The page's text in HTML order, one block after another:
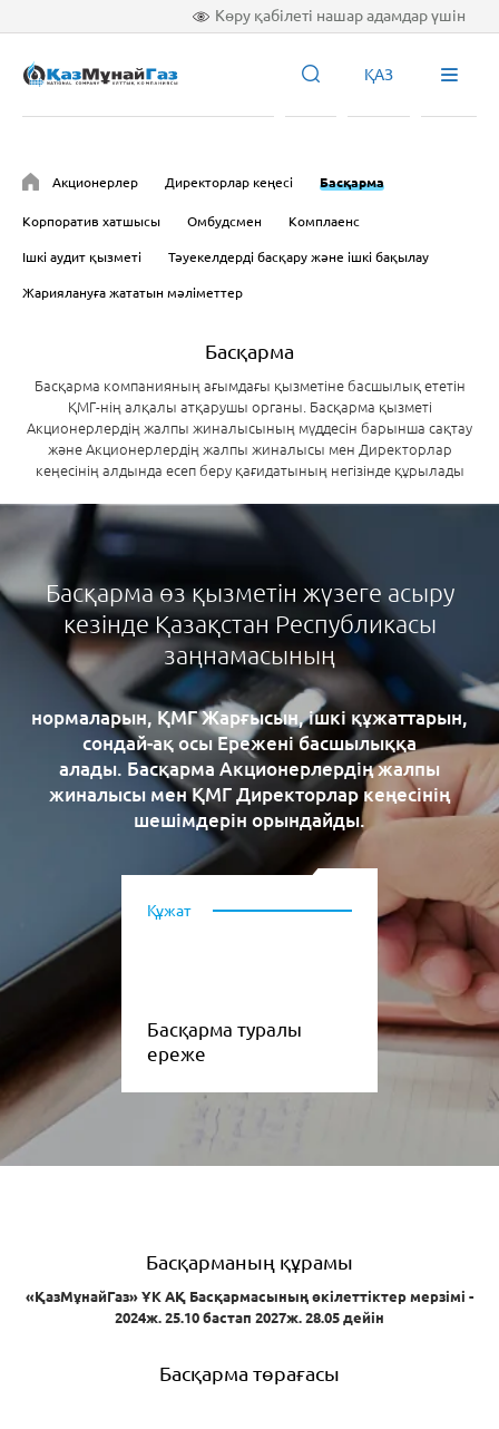
Көру қабілеті нашар адамдар үшін
ҚАЗ
Акционерлер Директорлар кеңесі Басқарма
Корпоратив хатшысы Омбудсмен Комплаенс
Ішкі аудит қызметі Тәуекелдерді басқару және ішкі бақылау
Жариялануға жататын мәліметтер
Басқарма
Басқарма компанияның ағымдағы қызметіне басшылық ететін
ҚМГ-нің алқалы атқарушы органы. Басқарма қызметі
Акционерлердің жалпы жиналысының мүддесін барынша сақтау
және Акционерлердің жалпы жиналысы мен Директорлар
кеңесінің алдында есеп беру қағидатының негізінде құрылады
Басқарма өз қызметін жүзеге асыру
кезінде Қазақстан Республикасы
заңнамасының
нормаларын, ҚМГ Жарғысын, ішкі құжаттарын,
сондай-ақ осы Ережені басшылыққа
алады. Басқарма Акционерлердің жалпы
жиналысы мен ҚМГ Директорлар кеңесінің
шешімдерін орындайды.
Құжат
Басқарма туралы
ереже
Басқарманың құрамы
«ҚазМұнайГаз» ҰК АҚ Басқармасының өкілеттіктер мерзімі -
2024ж. 25.10 бастап 2027ж. 28.05 дейін
Басқарма төрағасы